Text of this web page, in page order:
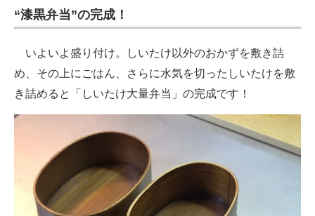
“漆黒弁当”の完成！
いよいよ盛り付け。しいたけ以外のおかずを敷き詰
め、その上にごはん、さらに水気を切ったしいたけを敷
き詰めると「しいたけ大量弁当」の完成です！